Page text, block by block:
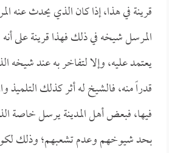
قرينة في هذا، إذا كان الذي يحدث عنه
المرسل شيخه في ذلك فهذا قرينة على
يعتمد عليه، وإلا لتفاخر به عند
قدراً منه، فالشيخ له أثر كذلك التلميذ
فيها، فبعض أهل المدينة يرسل خاصة
بحد شيوخهم وعدم تشعبهم؛ وذلك